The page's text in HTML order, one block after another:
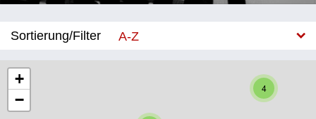
Sortierung/Filter
A-Z
4
+
−